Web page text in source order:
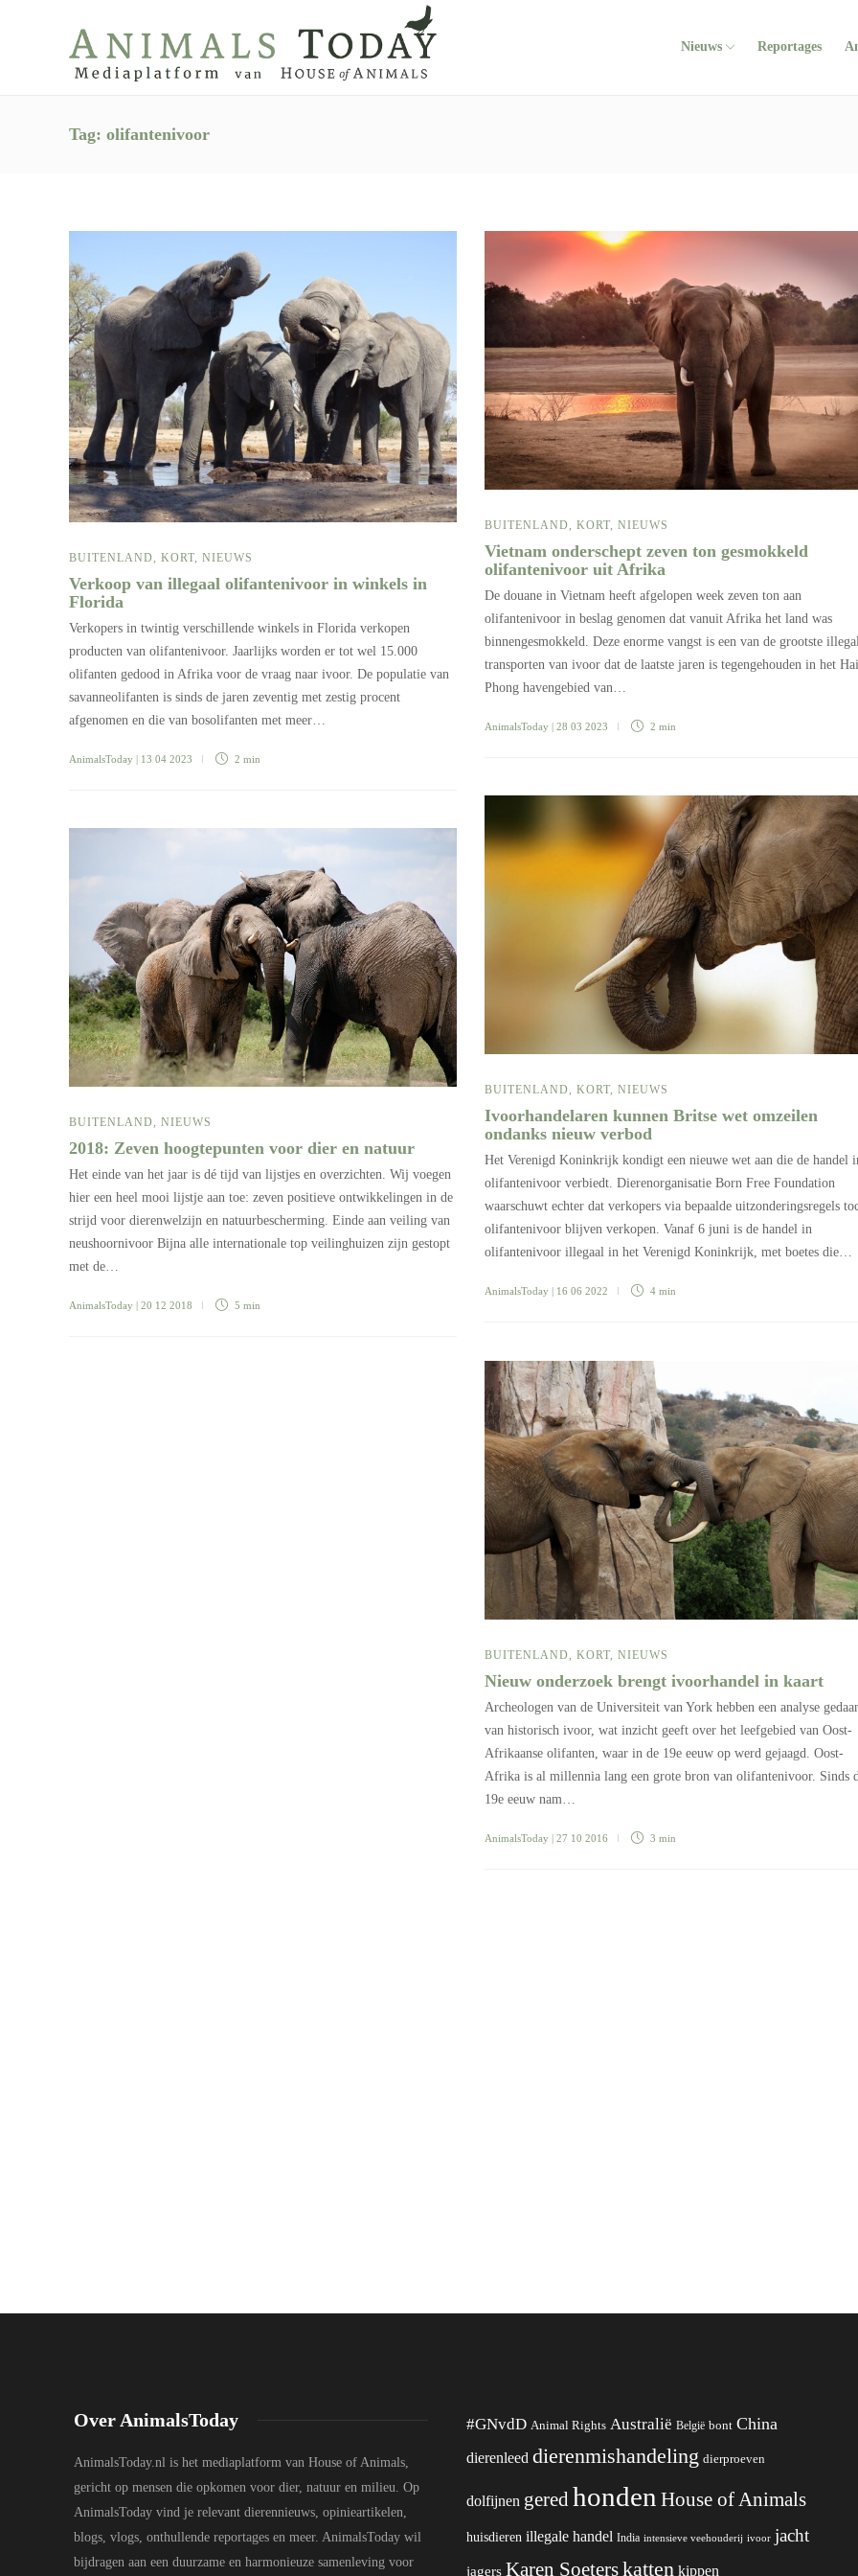
Nieuws Reportages
Tag: olifantenivoor
BUITENLAND KORT NIEUWS
Verkoop van illegaal olifantenivoor in winkels in
Florida
Verkopers in twintig verschillende winkels in Florida verkopen
producten van olifantenivoor. Jaarlijks worden er tot wel 15.000
olifanten gedood in Afrika voor de vraag naar ivoor. De populatie van
savanneolifanten is sinds de jaren zeventig met zestig procent
afgenomen en die van bosolifanten met meer…
AnimalsToday | 13 04 2023 2 min
BUITENLAND KORT NIEUWS
Vietnam onderschept zeven ton gesmokkeld
olifantenivoor uit Afrika
De douane in Vietnam heeft afgelopen week zeven ton aan
olifantenivoor in beslag genomen dat vanuit Afrika het land was
binnengesmokkeld. Deze enorme vangst is een van de grootste
transporten van ivoor dat de laatste jaren is tegengehouden in het Hai
Phong havengebied van…
AnimalsToday | 28 03 2023 2 min
BUITENLAND KORT NIEUWS
Ivoorhandelaren kunnen Britse wet omzeilen
ondanks nieuw verbod
Het Verenigd Koninkrijk kondigt een nieuwe wet aan die de handel
olifantenivoor verbiedt. Dierenorganisatie Born Free Foundation
waarschuwt echter dat verkopers via bepaalde uitzonderingsregels
olifantenivoor blijven verkopen. Vanaf 6 juni is de handel in
olifantenivoor illegaal in het Verenigd Koninkrijk, met boetes die…
AnimalsToday | 16 06 2022 4 min
BUITENLAND, NIEUWS
2018: Zeven hoogtepunten voor dier en natuur
Het einde van het jaar is dé tijd van lijstjes en overzichten. Wij voegen
hier een heel mooi lijstje aan toe: zeven positieve ontwikkelingen in de
strijd voor dierenwelzijn en natuurbescherming. Einde aan veiling van
neushoornivoor Bijna alle internationale top veilinghuizen zijn gestopt
met de…
AnimalsToday | 20 12 2018 5 min
BUITENLAND, KORT, NIEUWS
Nieuw onderzoek brengt ivoorhandel in kaart
Archeologen van de Universiteit van York hebben een analyse
van historisch ivoor, wat inzicht geeft over het leefgebied van Oost-
Afrikaanse olifanten, waar in de 19e eeuw op werd gejaagd. Oost-
Afrika is al millennia lang een grote bron van olifantenivoor. Sinds
19e eeuw nam…
AnimalsToday | 27 10 2016 3 min
Over AnimalsToday
AnimalsToday.nl is het mediaplatform van House of Animals,
gericht op mensen die opkomen voor dier, natuur en milieu. Op
AnimalsToday vind je relevant dierennieuws, opinieartikelen,
blogs, vlogs, onthullende reportages en meer. AnimalsToday wil
bijdragen aan een duurzame en harmonieuze samenleving voor
#GNvdD Animal Rights Australië België bont China
dierenleed dierenmishandeling dierproeven
dolfijnen gered honden House of Animals
huisdieren illegale handel India intensieve veehouderij ivoor jacht
jagers Karen Soeterskatten kippen